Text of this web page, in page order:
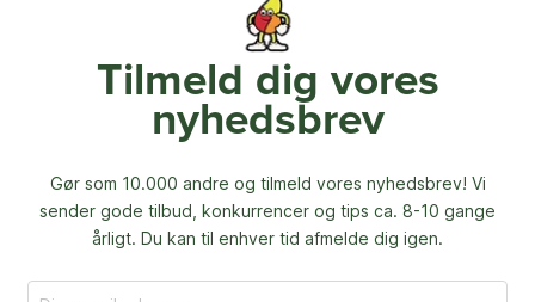
Tilmeld dig vores
nyhedsbrev
Gør som 10.000 andre og tilmeld vores nyhedsbrev! Vi
sender gode tilbud, konkurrencer og tips ca. 8-10 gange
årligt. Du kan til enhver tid afmelde dig igen.